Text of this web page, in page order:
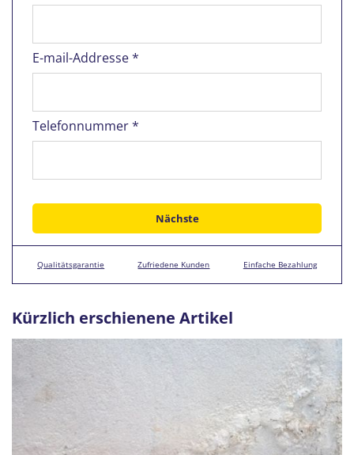
E-mail-Addresse *
Telefonnummer *
Qualitätsgarantie Zufriedene Kunden Einfache Bezahlung
Kürzlich erschienene Artikel